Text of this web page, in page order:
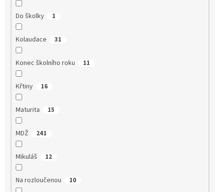
Do školky 1
Kolaudace 31
Konec školního roku 11
Křtiny 16
Maturita 15
MDŽ 241
Mikuláš 12
Na rozloučenou 10